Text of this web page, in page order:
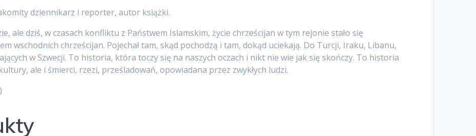
dziennikarz i reporter, autor książki.
ale dziś, w czasach konfliktu z Państwem Islamskim, życie chrześcijan w tym rejonie stało się
wschodnich chrześcijan. Pojechał tam, skąd pochodzą i tam, dokąd uciekają. Do Turcji, Iraku, Libanu,
w Szwecji. To historia, która toczy się na naszych oczach i nikt nie wie jak się skończy. To historia
ale i śmierci, rzezi, prześladowań, opowiadana przez zwykłych ludzi.